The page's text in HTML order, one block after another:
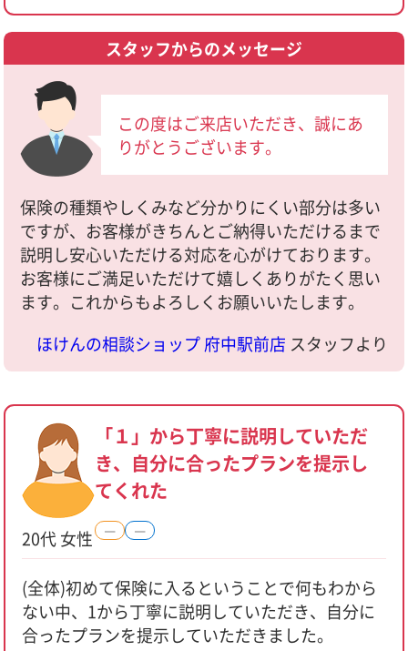
スタッフからのメッセージ
この度はご来店いただき、誠にあ
りがとうございます。
保険の種類やしくみなど分かりにくい部分は多い
ですが、お客様がきちんとご納得いただけるまで
説明し安心いただける対応を心がけております。
お客様にご満足いただけて嬉しくありがたく思い
ます。これからもよろしくお願いいたします。
ほけんの相談ショップ 府中駅前店 スタッフより
20代 女性
「１」から丁寧に説明していただ
き、自分に合ったプランを提示し
てくれた
― ―
(全体)初めて保険に入るということで何もわから
ない中、1から丁寧に説明していただき、自分に
合ったプランを提示していただきました。